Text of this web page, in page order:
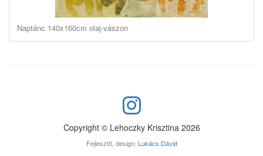
Naptánc 140x160cm olaj-vászon
Copyright © Lehoczky Krisztina 2026
Fejlesztő, design: Lukács Dávid